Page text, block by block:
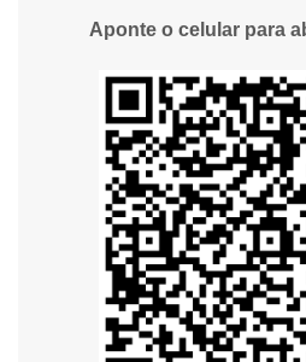
Aponte o celular para